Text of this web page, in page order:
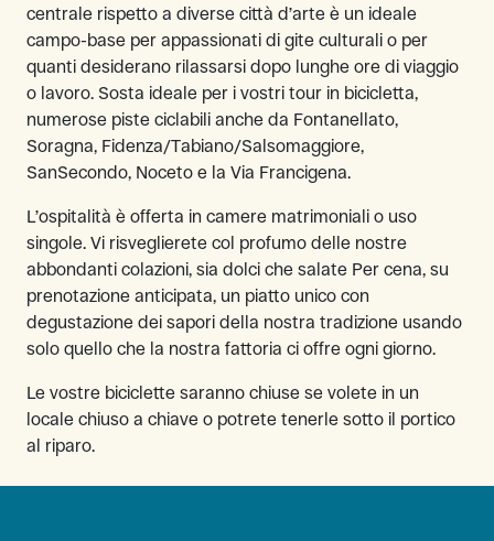
centrale rispetto a diverse città d’arte è un ideale
campo-base per appassionati di gite culturali o per
quanti desiderano rilassarsi dopo lunghe ore di viaggio
o lavoro. Sosta ideale per i vostri tour in bicicletta,
numerose piste ciclabili anche da Fontanellato,
Soragna, Fidenza/Tabiano/Salsomaggiore,
SanSecondo, Noceto e la Via Francigena.
L’ospitalità è offerta in camere matrimoniali o uso
singole. Vi risveglierete col profumo delle nostre
abbondanti colazioni, sia dolci che salate Per cena, su
prenotazione anticipata, un piatto unico con
degustazione dei sapori della nostra tradizione usando
solo quello che la nostra fattoria ci offre ogni giorno.
Le vostre biciclette saranno chiuse se volete in un
locale chiuso a chiave o potrete tenerle sotto il portico
al riparo.